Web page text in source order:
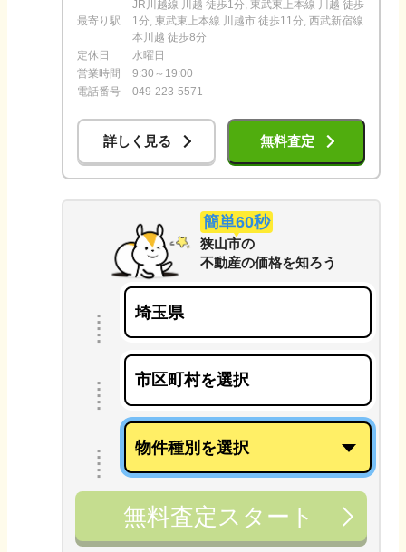
最寄り駅
JR川越線 川越 徒歩1分, 東武東上本線 川越 徒歩
1分, 東武東上本線 川越市 徒歩11分, 西武新宿線
本川越 徒歩8分
定休日
水曜日
営業時間
9:30～19:00
電話番号
049-223-5571
詳しく見る 無料査定
簡単60秒
狭山市の
不動産の価格を知ろう
無料査定スタート